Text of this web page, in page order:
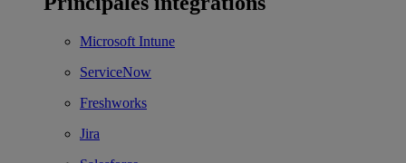
Microsoft Intune
ServiceNow
Freshworks
Jira